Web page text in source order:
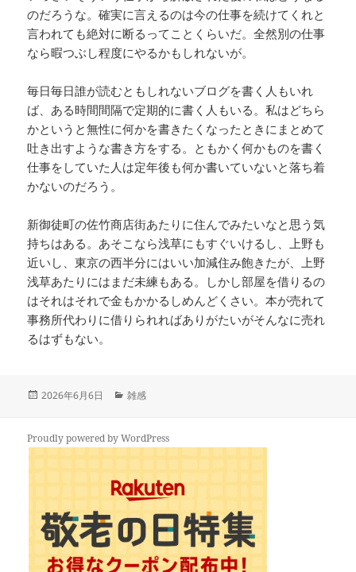
のだろうな。確実に言えるのは今の仕事を続けてくれと
言われても絶対に断るってことくらいだ。全然別の仕事
なら暇つぶし程度にやるかもしれないが。
毎日毎日誰が読むともしれないブログを書く人もいれ
ば、ある時間間隔で定期的に書く人もいる。私はどちら
かというと無性に何かを書きたくなったときにまとめて
吐き出すような書き方をする。ともかく何かものを書く
仕事をしていた人は定年後も何か書いていないと落ち着
かないのだろう。
新御徒町の佐竹商店街あたりに住んでみたいなと思う気
持ちはある。あそこなら浅草にもすぐいけるし、上野も
近いし、東京の西半分にはいい加減住み飽きたが、上野
浅草あたりにはまだ未練もある。しかし部屋を借りるの
はそれはそれで金もかかるしめんどくさい。本が売れて
事務所代わりに借りられればありがたいがそんなに売れ
るはずもない。
投
2026年6月6日
カ
リ
ー
雑感
Proudly powered by WordPress